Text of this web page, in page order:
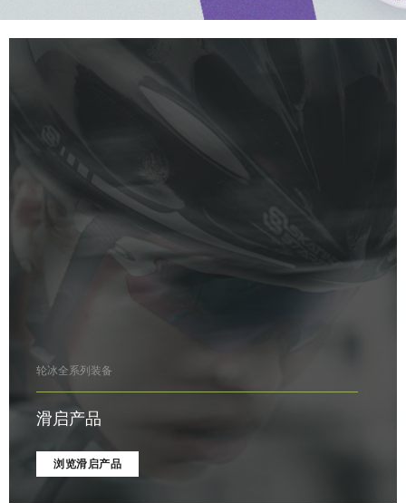
轮冰全系列装备
滑启产品
浏览滑启产品